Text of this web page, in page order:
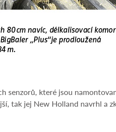
senzorů, které jsou
tak jej New Holland navrhl a